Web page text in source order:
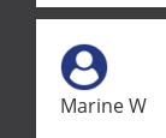
demande
ne se
Merci a ce
Marine W